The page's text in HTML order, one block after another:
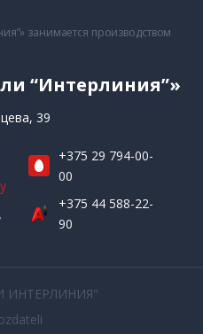
занимается производством
“Интерлиния”»
39
+375 29 794-00-
00
+375 44 588-22-
90
ИНТЕРЛИНИЯ"